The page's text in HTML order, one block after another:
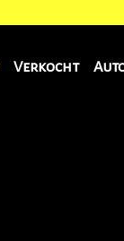
Verkocht